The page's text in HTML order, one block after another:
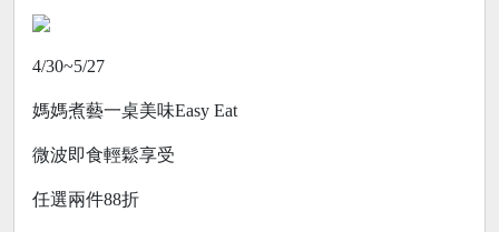
4/30~5/27
媽媽煮藝一桌美味Easy Eat
微波即食輕鬆享受
任選兩件88折